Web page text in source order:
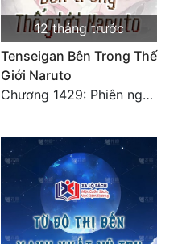
12 tháng trước
Tenseigan Bên Trong Thế
Giới Naruto
Chương 1429: Phiên ngoại Hokage Đệ Lục tranh đoạt chiến (cuối cùng)